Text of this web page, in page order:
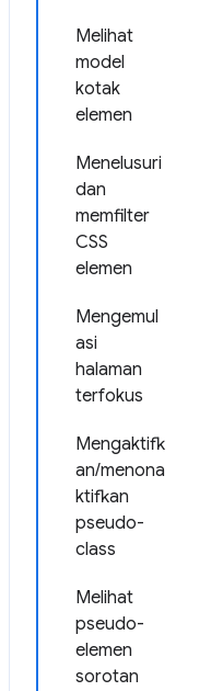
Melihat
model
kotak
elemen
Menelusuri
dan
memfilter
CSS
elemen
Mengemul
asi
halaman
terfokus
Mengaktifk
an/menona
ktifkan
pseudo-
class
Melihat
pseudo-
elemen
sorotan